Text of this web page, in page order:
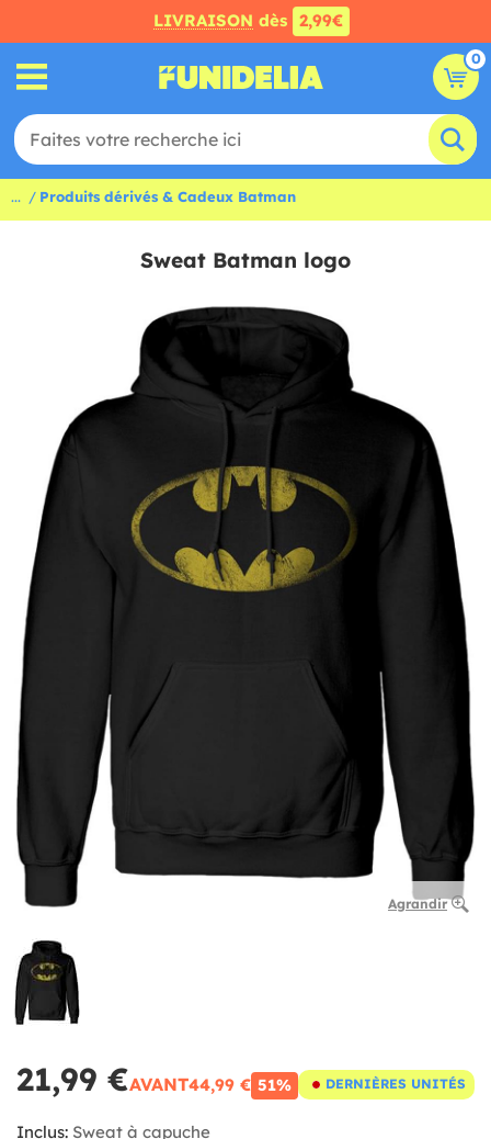
LIVRAISON dès 2,99€
0
... Produits dérivés & Cadeux Batman
Sweat Batman logo
Agrandir
21,99 €AVANT44,99 € 51% DERNIÈRES UNITÉS
Inclus: Sweat à capuche